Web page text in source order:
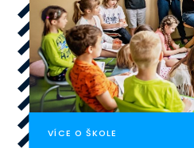
VÍCE O ŠKOLE